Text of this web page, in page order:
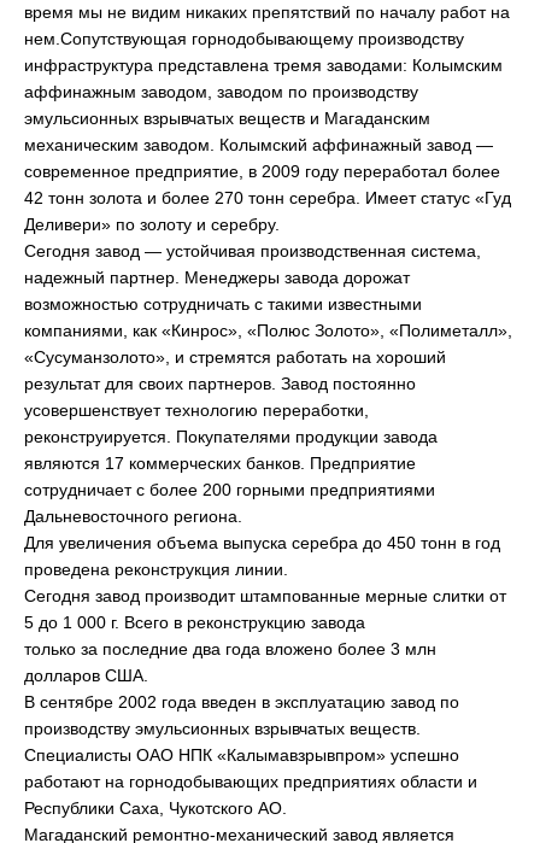
время мы не видим никаких препятствий по началу работ на
нем.Сопутствующая горнодобывающему производству
инфраструктура представлена тремя заводами: Колымским
аффинажным заводом, заводом по производству
эмульсионных взрывчатых веществ и Магаданским
механическим заводом. Колымский аффинажный завод —
современное предприятие, в 2009 году переработал более
42 тонн золота и более 270 тонн серебра. Имеет статус «Гуд
Деливери» по золоту и серебру.
Сегодня завод — устойчивая производственная система,
надежный партнер. Менеджеры завода дорожат
возможностью сотрудничать с такими известными
компаниями, как «Кинрос», «Полюс Золото», «Полиметалл»,
«Сусуманзолото», и стремятся работать на хороший
результат для своих партнеров. Завод постоянно
усовершенствует технологию переработки,
реконструируется. Покупателями продукции завода
являются 17 коммерческих банков. Предприятие
сотрудничает с более 200 горными предприятиями
Дальневосточного региона.
Для увеличения объема выпуска серебра до 450 тонн в год
проведена реконструкция линии.
Сегодня завод производит штампованные мерные слитки от
5 до 1 000 г. Всего в реконструкцию завода
только за последние два года вложено более 3 млн
долларов США.
В сентябре 2002 года введен в эксплуатацию завод по
производству эмульсионных взрывчатых веществ.
Специалисты ОАО НПК «Калымавзрывпром» успешно
работают на горнодобывающих предприятиях области и
Республики Саха, Чукотского АО.
Магаданский ремонтно-механический завод является